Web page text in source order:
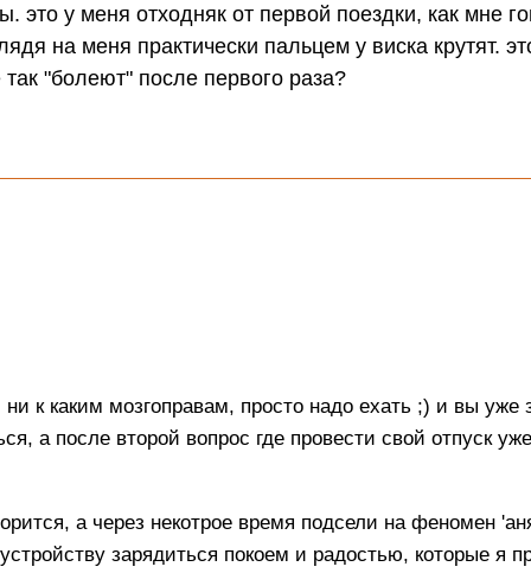
это у меня отходняк от первой поездки, как мне
на меня практически пальцем у виска крутят.
"болеют" после первого раза?
к каким мозгоправам, просто надо ехать ;) и вы уже
а после второй вопрос где провести свой отпуск
а через некотрое время подсели на феномен
зарядиться покоем и радостью, которые я